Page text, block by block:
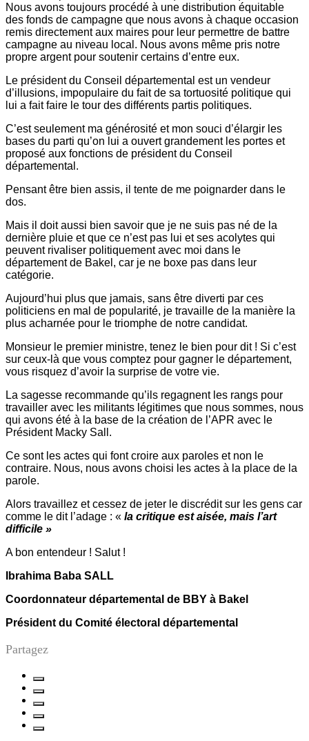
Nous avons toujours procédé à une distribution équitable
des fonds de campagne que nous avons à chaque occasion
remis directement aux maires pour leur permettre de battre
campagne au niveau local. Nous avons même pris notre
propre argent pour soutenir certains d’entre eux.
Le président du Conseil départemental est un vendeur
d’illusions, impopulaire du fait de sa tortuosité politique qui
lui a fait faire le tour des différents partis politiques.
C’est seulement ma générosité et mon souci d’élargir les
bases du parti qu’on lui a ouvert grandement les portes et
proposé aux fonctions de président du Conseil
départemental.
Pensant être bien assis, il tente de me poignarder dans le
dos.
Mais il doit aussi bien savoir que je ne suis pas né de la
dernière pluie et que ce n’est pas lui et ses acolytes qui
peuvent rivaliser politiquement avec moi dans le
département de Bakel, car je ne boxe pas dans leur
catégorie.
Aujourd’hui plus que jamais, sans être diverti par ces
politiciens en mal de popularité, je travaille de la manière la
plus acharnée pour le triomphe de notre candidat.
Monsieur le premier ministre, tenez le bien pour dit ! Si c’est
sur ceux-là que vous comptez pour gagner le département,
vous risquez d’avoir la surprise de votre vie.
La sagesse recommande qu’ils regagnent les rangs pour
travailler avec les militants légitimes que nous sommes, nous
qui avons été à la base de la création de l’APR avec le
Président Macky Sall.
Ce sont les actes qui font croire aux paroles et non le
contraire. Nous, nous avons choisi les actes à la place de la
parole.
Alors travaillez et cessez de jeter le discrédit sur les gens car
comme le dit l’adage : « la critique est aisée, mais l’art
difficile »
A bon entendeur ! Salut !
Ibrahima Baba SALL
Coordonnateur départemental de BBY à Bakel
Président du Comité électoral départemental
Partagez